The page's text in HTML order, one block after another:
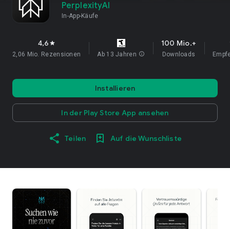
PerplexityAI
In-App-Käufe
4,6 star
2,06 Mio. Rezensionen Ab 13 Jahren info
100 Mio.+
Downloads
Installieren
In der Play Store App ansehen
Teilen Auf die Wunschliste